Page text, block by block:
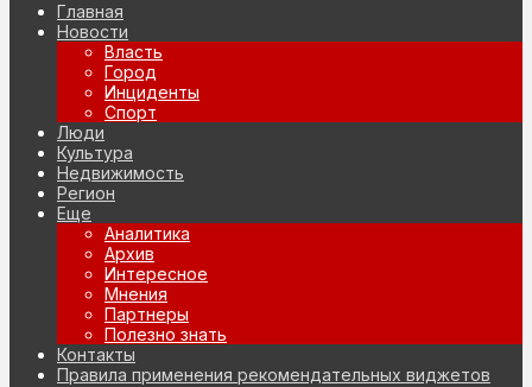
Главная
Новости
Власть
Город
Инциденты
Спорт
Люди
Культура
Недвижимость
Регион
Еще
Аналитика
Архив
Интересное
Мнения
Партнеры
Полезно знать
Контакты
Правила применения рекомендательных виджетов